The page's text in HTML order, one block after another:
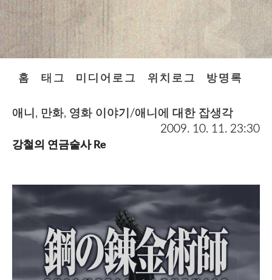
홈 태그 미디어로그 위치로그 방명록
애니, 만화, 영화 이야기/애니에 대한 잡생각
2009. 10. 11. 23:30
강철의 연금술사 Re